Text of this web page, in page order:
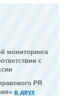
мониторинга
с
PR
в двух